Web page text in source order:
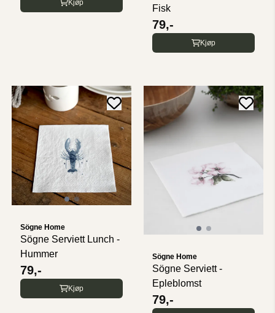
Kjøp
Fisk
79,-
Kjøp
Sögne Home
Sögne Serviett Lunch -
Hummer
79,-
Kjøp
Sögne Home
Sögne Serviett -
Epleblomst
79,-